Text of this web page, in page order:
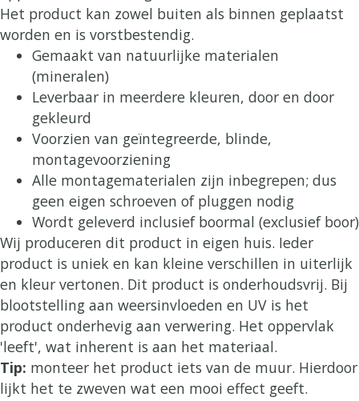
Het product kan zowel buiten als binnen geplaatst
worden en is vorstbestendig.
Gemaakt van natuurlijke materialen
(mineralen)
Leverbaar in meerdere kleuren, door en door
gekleurd
Voorzien van geïntegreerde, blinde,
montagevoorziening
Alle montagematerialen zijn inbegrepen; dus
geen eigen schroeven of pluggen nodig
Wordt geleverd inclusief boormal (exclusief boor)
Wij produceren dit product in eigen huis. Ieder
product is uniek en kan kleine verschillen in uiterlijk
en kleur vertonen. Dit product is onderhoudsvrij. Bij
blootstelling aan weersinvloeden en UV is het
product onderhevig aan verwering. Het oppervlak
'leeft', wat inherent is aan het materiaal.
Tip: monteer het product iets van de muur. Hierdoor
lijkt het te zweven wat een mooi effect geeft.